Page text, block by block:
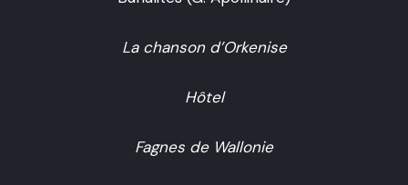
La chanson d’Orkenise
Hôtel
Fagnes de Wallonie